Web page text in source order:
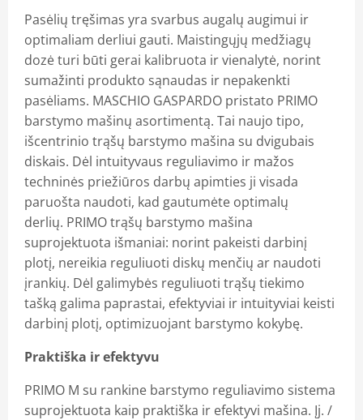
Pasėlių tręšimas yra svarbus augalų augimui ir
optimaliam derliui gauti. Maistingųjų medžiagų
dozė turi būti gerai kalibruota ir vienalytė, norint
sumažinti produkto sąnaudas ir nepakenkti
pasėliams. MASCHIO GASPARDO pristato PRIMO
barstymo mašinų asortimentą. Tai naujo tipo,
išcentrinio trąšų barstymo mašina su dvigubais
diskais. Dėl intuityvaus reguliavimo ir mažos
techninės priežiūros darbų apimties ji visada
paruošta naudoti, kad gautumėte optimalų
derlių. PRIMO trąšų barstymo mašina
suprojektuota išmaniai: norint pakeisti darbinį
plotį, nereikia reguliuoti diskų menčių ar naudoti
įrankių. Dėl galimybės reguliuoti trąšų tiekimo
tašką galima paprastai, efektyviai ir intuityviai keisti
darbinį plotį, optimizuojant barstymo kokybę.
Praktiška ir efektyvu
PRIMO M su rankine barstymo reguliavimo sistema
suprojektuota kaip praktiška ir efektyvi mašina. Įj. /